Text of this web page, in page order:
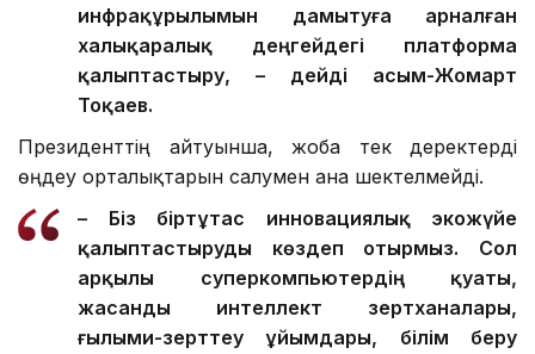
инфрақұрылымын дамытуға арналған
халықаралық деңгейдегі платформа
қалыптастыру, – дейді Қасым-Жомарт
Тоқаев.
Президенттің айтуынша, жоба тек деректерді
өңдеу орталықтарын салумен ғана шектелмейді.
– Біз біртұтас инновациялық экожүйе
қалыптастыруды көздеп отырмыз. Сол
арқылы суперкомпьютердің қуаты,
жасанды интеллект зертханалары,
ғылыми-зерттеу ұйымдары, білім беру